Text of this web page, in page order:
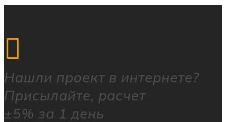
Нашли проект в интернете?
Присылайте, расчет
±5% за 1 день